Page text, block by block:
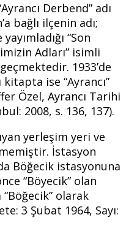
Derbend” adı
bağlı ilçenin adı;
“Son
Adları” isimli
1933’de
kitapta ise “Ayrancı”
Özel, Ayrancı Tarihi
2008, s. 136, 137).
yerleşim yeri ve
İstasyon
Böğecik istasyonuna
“Böyecik” olan
“Böğecik” olarak
3 Şubat 1964, Sayı: